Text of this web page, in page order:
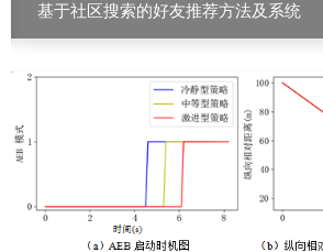
基于社区搜索的好友推荐方法及系统
北京惠炬新能源科技有限公司